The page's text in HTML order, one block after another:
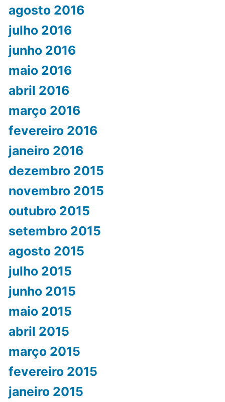
agosto 2016
julho 2016
junho 2016
maio 2016
abril 2016
março 2016
fevereiro 2016
janeiro 2016
dezembro 2015
novembro 2015
outubro 2015
setembro 2015
agosto 2015
julho 2015
junho 2015
maio 2015
abril 2015
março 2015
fevereiro 2015
janeiro 2015